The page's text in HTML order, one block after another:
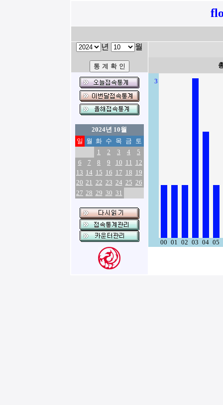
년 월
2024년 10월
일 월 화 수 목 금 토
1
2 3 4
5
6
7 8 9 10 11 12
13 14 15 16 17 18 19
20 21 22 23 24 25 26
27 28 29 30 31
3
00 01 02 03 04 05